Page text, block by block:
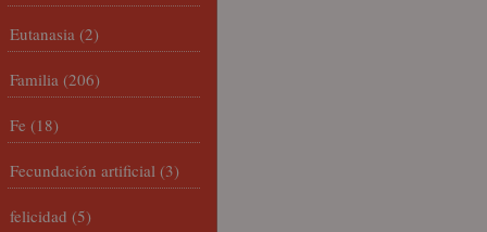
Eutanasia (2)
Familia (206)
Fe (18)
Fecundación artificial (3)
felicidad (5)